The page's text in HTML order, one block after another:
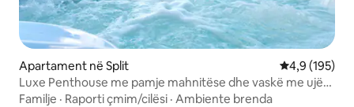
Apartament në Split Vlerësimi
4,9 (195)
Luxe Penthouse me pamje mahnitëse dhe vaskë me ujë
të ngrohtë
Familje · Raporti çmim/cilësi · Ambiente brenda